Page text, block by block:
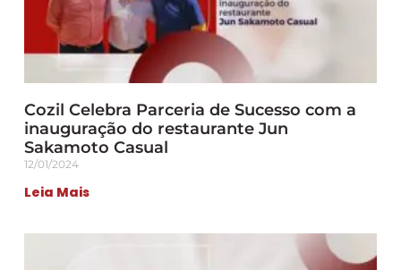
Cozil Celebra Parceria de Sucesso com a
inauguração do restaurante Jun
Sakamoto Casual
12/01/2024
Leia Mais